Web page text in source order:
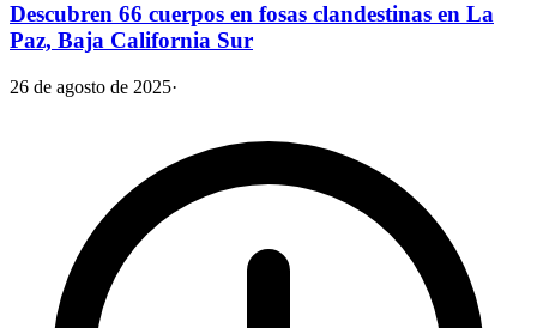
Descubren 66 cuerpos en fosas clandestinas en La
Paz, Baja California Sur
26 de agosto de 2025·